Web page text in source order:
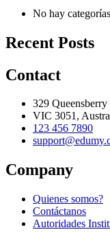
No hay categorías
Recent Posts
Contact
329
VIC 3051,
123 456 7890
Company
Quienes somos?
Contáctanos
Autoridades